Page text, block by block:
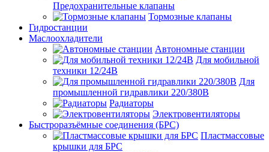
Предохранительные клапаны
Тормозные клапаны
Гидростанции
Маслоохладители
Автономные станции
Для мобильной
техники 12/24В
Для
промышленной гидравлики 220/380В
Радиаторы
Электровентиляторы
Быстроразъёмные соединения (БРС)
Пластмассовые
крышки для БРС